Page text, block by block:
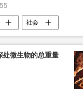
社会
处微生物的总重量